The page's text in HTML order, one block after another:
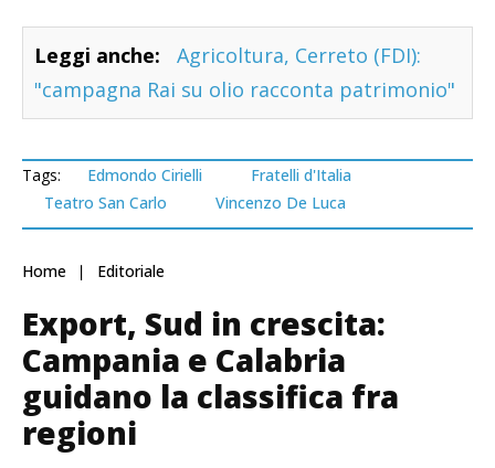
Leggi anche:
Agricoltura, Cerreto (FDI):
"campagna Rai su olio racconta patrimonio"
Tags: Edmondo Cirielli
Fratelli d'Italia
Teatro San Carlo
Vincenzo De Luca
Home Editoriale
Export, Sud in crescita:
Campania e Calabria
guidano la classifica fra
regioni